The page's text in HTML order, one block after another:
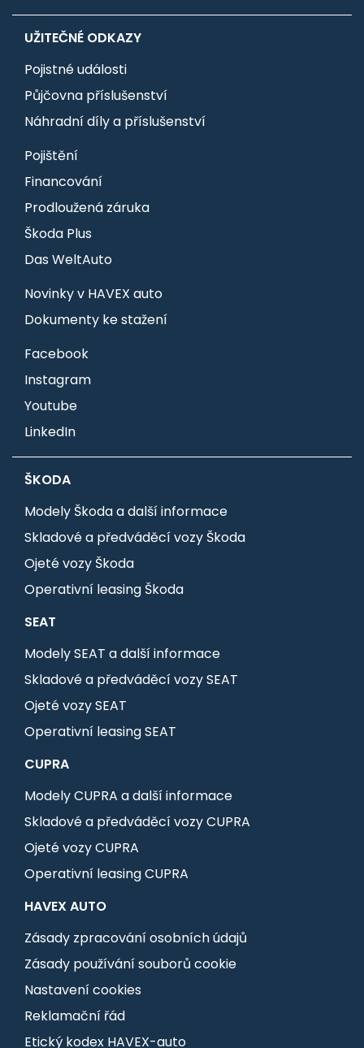
UŽITEČNÉ ODKAZY
Pojistné události
Půjčovna příslušenství
Náhradní díly a příslušenství
Pojištění
Financování
Prodloužená záruka
Škoda Plus
Das WeltAuto
Novinky v HAVEX auto
Dokumenty ke stažení
Facebook
Instagram
Youtube
LinkedIn
ŠKODA
Modely Škoda a další informace
Skladové a předváděcí vozy Škoda
Ojeté vozy Škoda
Operativní leasing Škoda
SEAT
Modely SEAT a další informace
Skladové a předváděcí vozy SEAT
Ojeté vozy SEAT
Operativní leasing SEAT
CUPRA
Modely CUPRA a další informace
Skladové a předváděcí vozy CUPRA
Ojeté vozy CUPRA
Operativní leasing CUPRA
HAVEX AUTO
Zásady zpracování osobních údajů
Zásady používání souborů cookie
Nastavení cookies
Reklamační řád
Etický kodex HAVEX-auto